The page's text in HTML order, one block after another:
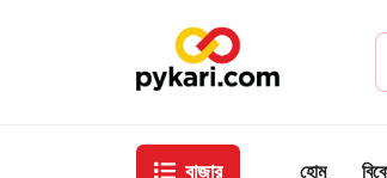
বাজার হোম